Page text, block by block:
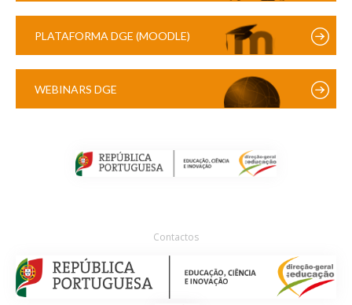
PLATAFORMA DGE (MOODLE)
WEBINARS DGE
Contactos